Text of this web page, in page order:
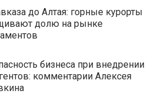
до Алтая: горные курорты
долю на рынке
бизнеса при внедрении
комментарии Алексея